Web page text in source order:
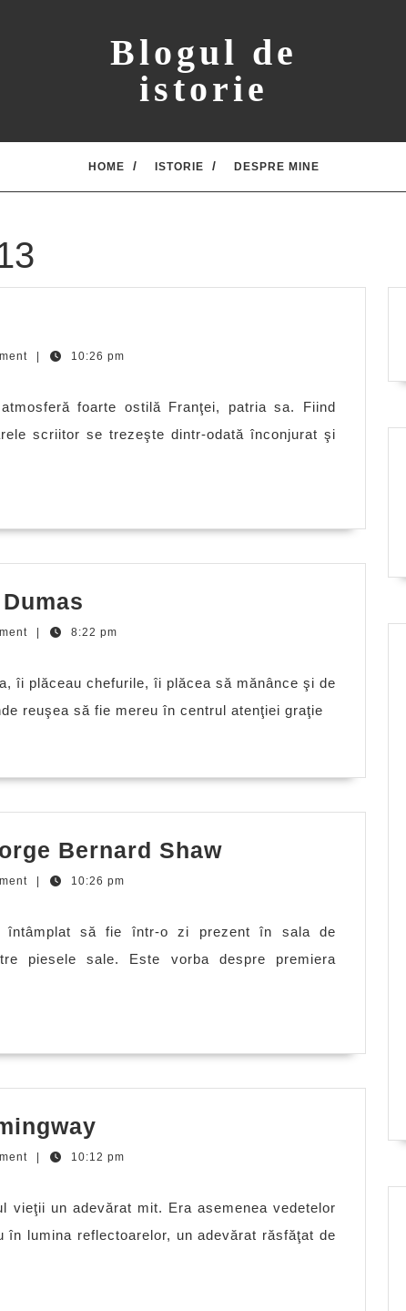
Blogul de
istorie
HOME ISTORIE DESPRE MINE
10:26 pm
foarte ostilă Franţei, patria sa. Fiind
scriitor se trezeşte dintr-odată înconjurat şi
cu
Dumas
8:22 pm
îi plăceau chefurile, îi plăcea să mănânce şi de
reuşea să fie mereu în centrul atenţiei graţie
Bernard ShawToate
George
Bernard
| 10:26 pm
întâmplat să fie într-o zi prezent în sala de
piesele sale. Este vorba despre premiera
cu
Hemingway
| 10:12 pm
vieţii un adevărat mit. Era asemenea vedetelor
lumina reflectoarelor, un adevărat răsfăţat de